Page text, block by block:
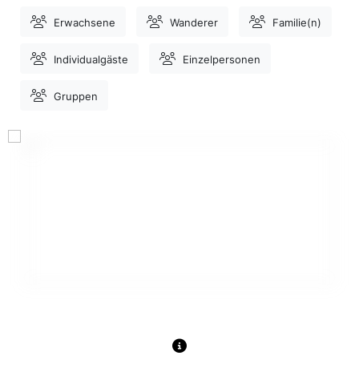
Erwachsene Wanderer Familie(n)
Individualgäste Einzelpersonen
Gruppen